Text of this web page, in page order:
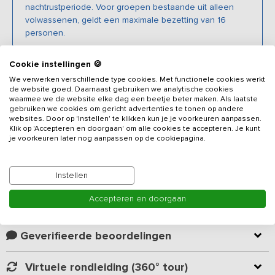
nachtrustperiode. Voor groepen bestaande uit alleen
volwassenen, geldt een maximale bezetting van 16
personen.
Beschrijving
Dit zeer luxe vakantieadresvoor 20 personen is gelegen op een
prachtig landgoed temidden van een natuurgebied. De deel, waar
vroeger de koeien stonden, is verbouwd tot een gezellige woon-
leefruimte met grote eethoek, woonkeuken en zithoek met haard.
waar je dagelijks wel een ree kunt spotten. De boomgaard met
appel- en perenbomen trekt vele vogels. Aangezien de boerderij
aan een doodlopende weg ligt, geniet je van volledige rust.
pits inductie, voldoende koeling, oven, magnetron en vaatwasser.
geschikt zijn voor een fanatieke spelletjesavond. Op de ruime
Lees meer
Kamer indeling
Geverifieerde beoordelingen
Virtuele rondleiding (360° tour)
Cookie instellingen 🍪
We verwerken verschillende type cookies. Met functionele cookies werkt
de website goed. Daarnaast gebruiken we analytische cookies
waarmee we de website elke dag een beetje beter maken. Als laatste
gebruiken we cookies om gericht advertenties te tonen op andere
websites. Door op 'Instellen' te klikken kun je je voorkeuren aanpassen.
Klik op 'Accepteren en doorgaan' om alle cookies te accepteren. Je kunt
je voorkeuren later nog aanpassen op de cookiepagina.
Instellen
Accepteren en doorgaan